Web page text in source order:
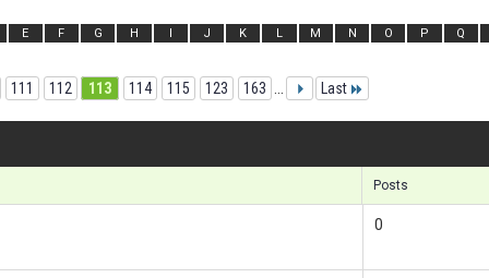
E F G H I J K L M N O P Q
111 112 113 114 115 123 163 Last
Posts
0